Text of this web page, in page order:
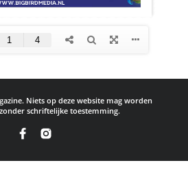
Niets op deze website mag worden
schriftelijke toestemming.